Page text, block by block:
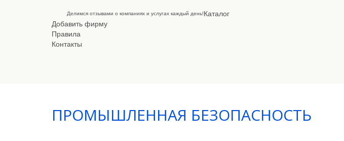
Делимся отзывами о компаниях и услугах каждый день!Каталог
Добавить фирму
Правила
Контакты
ПРОМЫШЛЕННАЯ БЕЗОПАСНОСТЬ